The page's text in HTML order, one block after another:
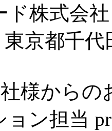
ド株式会
京都千代
様からの
ン担当